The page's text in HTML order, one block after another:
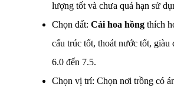
lượng tốt và chưa quá hạn sử
Chọn đất: Cải hoa hồng thích
cấu trúc tốt, thoát nước tốt,
6.0 đến 7.5.
Chọn vị trí: Chọn nơi trồng có